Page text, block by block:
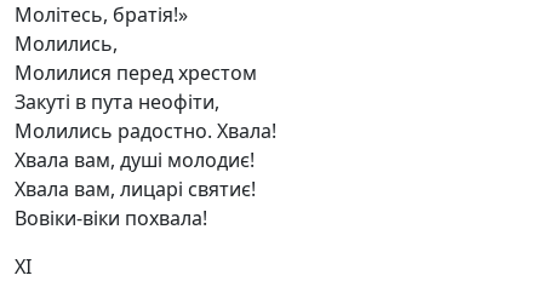
Молітесь, братія!»
Молились,
Молилися перед хрестом
Закуті в пута неофіти,
Молились радостно. Хвала!
Хвала вам, душі молодиє!
Хвала вам, лицарі святиє!
Вовіки-віки похвала!
XI